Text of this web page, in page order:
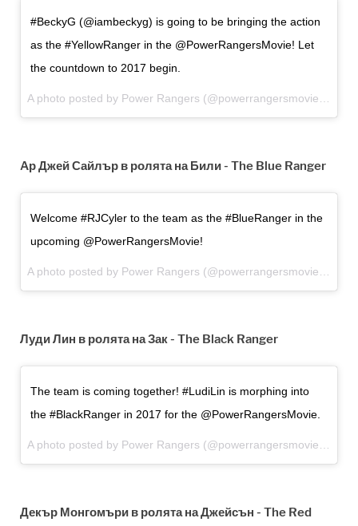
#BeckyG (@iambeckyg) is going to be bringing the action
as the #YellowRanger in the @PowerRangersMovie! Let
the countdown to 2017 begin.
A photo posted by Power Rangers (@powerrangersmovie) on Oct 30, 2015 at 10:15am PDT
Aр Джей Сайлър в ролята на Били - The Blue Ranger
Welcome #RJCyler to the team as the #BlueRanger in the
upcoming @PowerRangersMovie!
A photo posted by Power Rangers (@powerrangersmovie) on Oct 23, 2015 at 9:01am PDT
Луди Лин в ролята на Зак - The Black Ranger
The team is coming together! #LudiLin is morphing into
the #BlackRanger in 2017 for the @PowerRangersMovie.
A photo posted by Power Rangers (@powerrangersmovie) on Oct 22, 2015 at 10:15am PDT
Декър Монгомъри в ролята на Джейсън - The Red